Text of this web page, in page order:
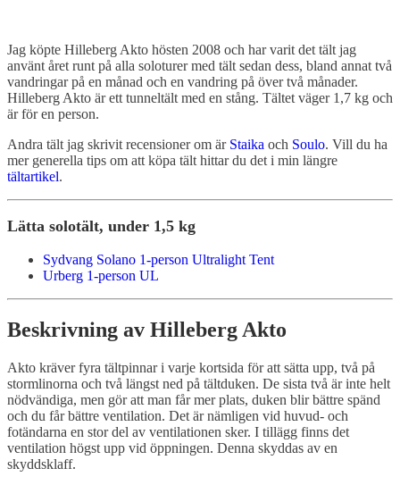
Jag köpte Hilleberg Akto hösten 2008 och har varit det tält jag
använt året runt på alla soloturer med tält sedan dess, bland annat två
vandringar på en månad och en vandring på över två månader.
Hilleberg Akto är ett tunneltält med en stång. Tältet väger 1,7 kg och
är för en person.
Andra tält jag skrivit recensioner om är Staika och Soulo. Vill du ha
mer generella tips om att köpa tält hittar du det i min längre
tältartikel.
Lätta solotält, under 1,5 kg
Sydvang Solano 1-person Ultralight Tent
Urberg 1-person UL
Beskrivning av Hilleberg Akto
Akto kräver fyra tältpinnar i varje kortsida för att sätta upp, två på
stormlinorna och två längst ned på tältduken. De sista två är inte helt
nödvändiga, men gör att man får mer plats, duken blir bättre spänd
och du får bättre ventilation. Det är nämligen vid huvud- och
fotändarna en stor del av ventilationen sker. I tillägg finns det
ventilation högst upp vid öppningen. Denna skyddas av en
skyddsklaff.